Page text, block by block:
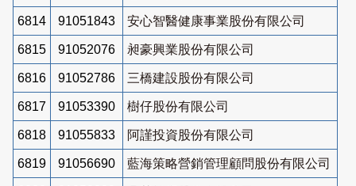
6814 91051843 安心智醫健康事業股份有限公司
6815 91052076 昶豪興業股份有限公司
6816 91052786 三橋建設股份有限公司
6817 91053390 樹仔股份有限公司
6818 91055833 阿謹投資股份有限公司
6819 91056690 藍海策略營銷管理顧問股份有限公司